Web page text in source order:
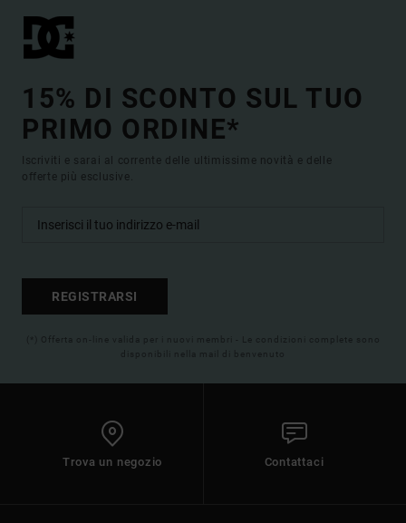
15% DI SCONTO SUL TUO
PRIMO ORDINE*
Iscriviti e sarai al corrente delle ultimissime novità e delle
offerte più esclusive.
REGISTRARSI
(*) Offerta on-line valida per i nuovi membri - Le condizioni complete sono
disponibili nella mail di benvenuto
Trova un negozio Contattaci